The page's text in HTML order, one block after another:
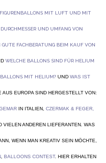
MIT LUFT UND MIT
UND UMFANG VON
GUTE FACHBERATUNG BEIM KAUF VON
WELCHE BALLONS SIND FÜR HELIUM
MIT HELIUM?UND WAS IST
AUS EUROPA SIND HERGESTELLT VON:
IN ITALIEN, CZERMAK & FEGER
VIELEN ANDEREN LIEFERANTEN. WAS
WENN MAN KREATIV SEIN MÖCHTE,
BALLOONS CONTEST. HIER ERHALTEN